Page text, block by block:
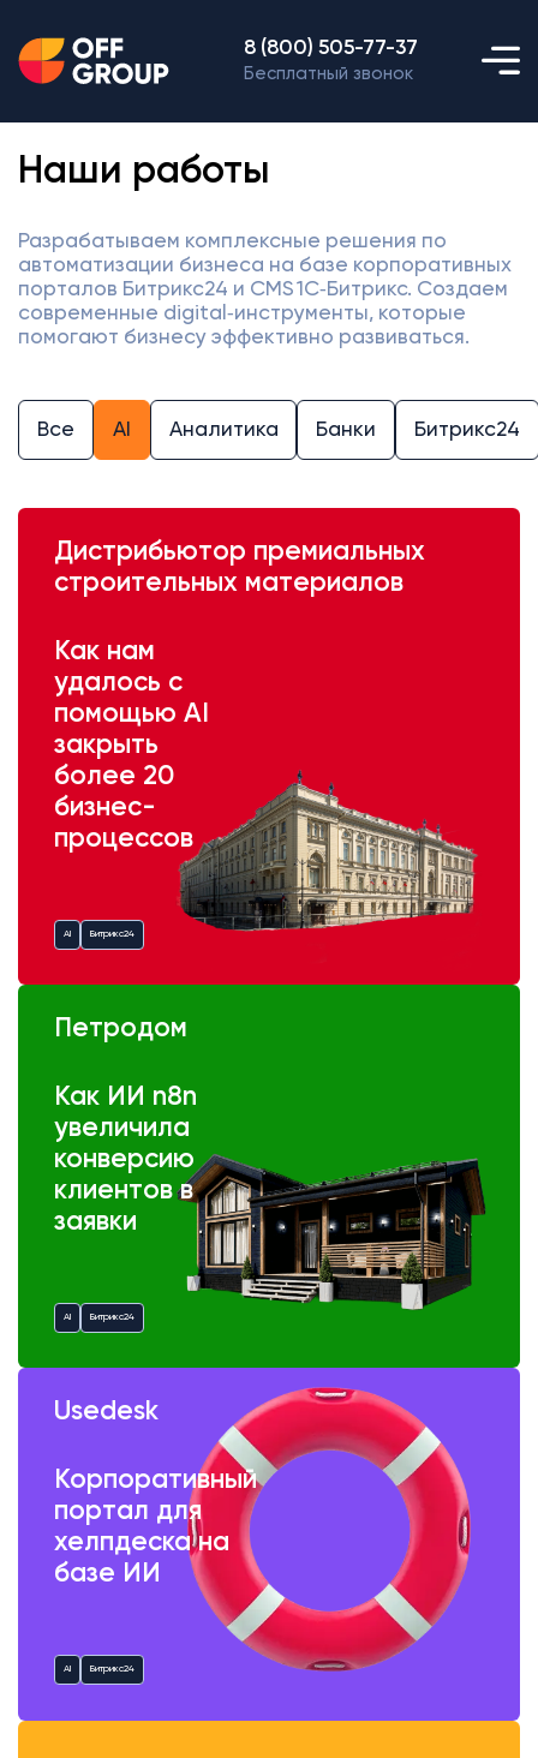
8 (800) 505-77-37
Бесплатный звонок
Наши работы
Разрабатываем комплексные решения по
автоматизации бизнеса на базе корпоративных
порталов Битрикс24 и CMS 1С‑Битрикс. Создаем
современные digital‑инструменты, которые
помогают бизнесу эффективно развиваться.
Все AI Аналитика Банки Битрикс24
Дистрибьютор премиальных
строительных материалов
Как нам
удалось с
помощью AI
закрыть
более 20
бизнес-
процессов
AI Битрикс24
Петродом
Как ИИ n8n
увеличила
конверсию
клиентов в
заявки
AI Битрикс24
Usedesk
Корпоративный
портал для
хелпдеска на
базе ИИ
AI Битрикс24